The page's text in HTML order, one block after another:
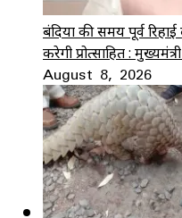
बंदियों की समय पूर्व
करेगी प्रोत्साहित :
August 8, 2026